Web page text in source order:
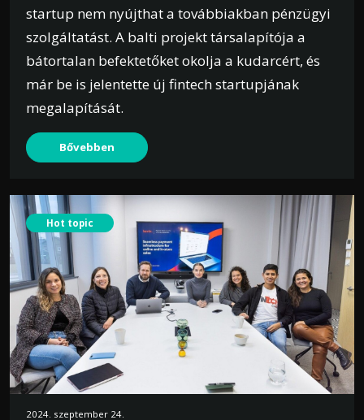
startup nem nyújthat a továbbiakban pénzügyi
szolgáltatást. A balti projekt társalapítója a
bátortalan befektetőket okolja a kudarcért, és
már be is jelentette új fintech startupjának
megalapítását.
Bővebben
Hot topic
2024. szeptember 24.